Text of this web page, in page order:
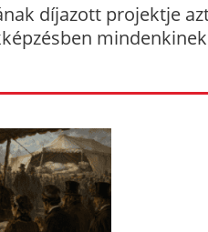
díjazott projektje